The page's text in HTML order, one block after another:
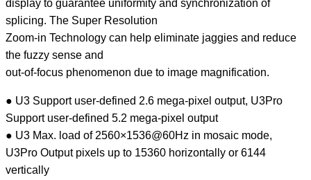
display to guarantee uniformity and synchronization of
splicing. The Super Resolution
Zoom-in Technology can help eliminate jaggies and reduce
the fuzzy sense and
out-of-focus phenomenon due to image magnification.
● U3 Support user-defined 2.6 mega-pixel output, U3Pro
Support user-defined 5.2 mega-pixel output
● U3 Max. load of 2560×1536@60Hz in mosaic mode,
U3Pro Output pixels up to 15360 horizontally or 6144
vertically